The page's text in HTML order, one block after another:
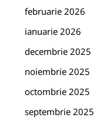
februarie 2026
ianuarie 2026
decembrie 2025
noiembrie 2025
octombrie 2025
septembrie 2025